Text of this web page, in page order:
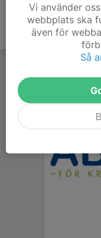
Vi använder
webbplats ska
även för
Så